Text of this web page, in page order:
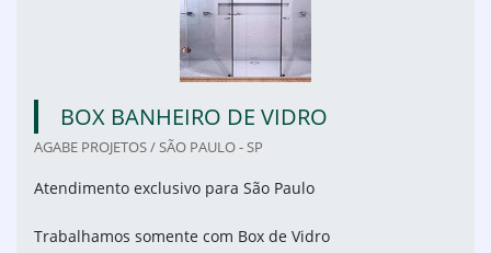
BOX BANHEIRO DE VIDRO
AGABE PROJETOS / SÃO PAULO - SP
Atendimento exclusivo para São Paulo
Trabalhamos somente com Box de Vidro